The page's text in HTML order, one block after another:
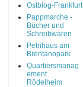
Ostblog-Frankfurt
Pappmarche -
Bücher und
Schreibwaren
Petrihaus am
Brentanopark
Quartiersmanag
ement
Rödelheim